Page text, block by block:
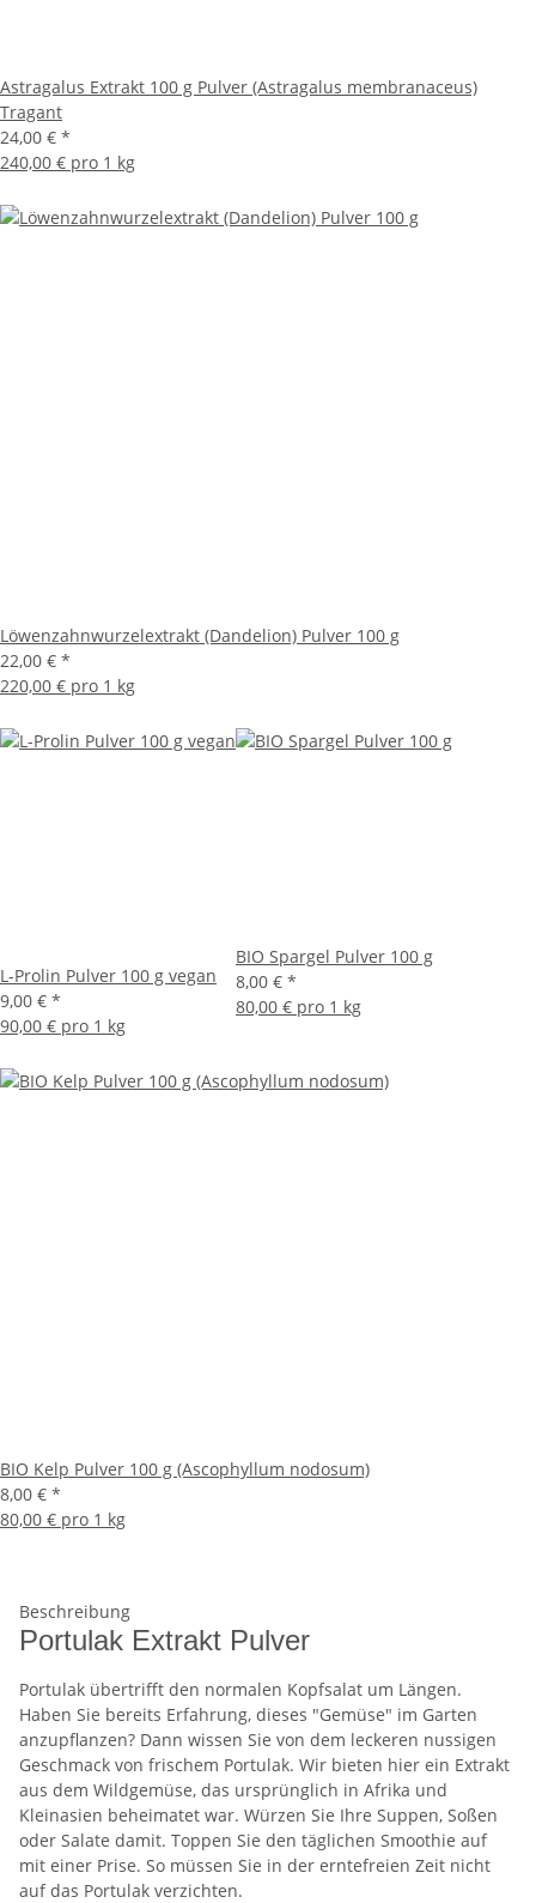
Astragalus Extrakt 100 g Pulver (Astragalus membranaceus)
Tragant
24,00 € *
240,00 € pro 1 kg
Löwenzahnwurzelextrakt (Dandelion) Pulver 100 g
22,00 € *
220,00 € pro 1 kg
L-Prolin Pulver 100 g vegan
9,00 € *
90,00 € pro 1 kg
BIO Spargel Pulver 100 g
8,00 € *
80,00 € pro 1 kg
BIO Kelp Pulver 100 g (Ascophyllum nodosum)
8,00 € *
80,00 € pro 1 kg
Beschreibung
Portulak Extrakt Pulver
Portulak übertrifft den normalen Kopfsalat um Längen.
Haben Sie bereits Erfahrung, dieses "Gemüse" im Garten
anzupflanzen? Dann wissen Sie von dem leckeren nussigen
Geschmack von frischem Portulak. Wir bieten hier ein Extrakt
aus dem Wildgemüse, das ursprünglich in Afrika und
Kleinasien beheimatet war. Würzen Sie Ihre Suppen, Soßen
oder Salate damit. Toppen Sie den täglichen Smoothie auf
mit einer Prise. So müssen Sie in der erntefreien Zeit nicht
auf das Portulak verzichten.